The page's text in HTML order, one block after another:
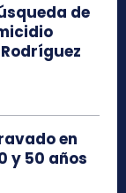
de
en
y 50 años